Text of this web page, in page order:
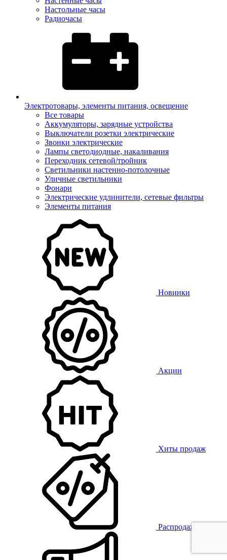
Настольные часы
Радиочасы
Электротовары, элементы питания, освещение
Все товары
Аккумуляторы, зарядные устройства
Выключатели розетки электрические
Звонки электрические
Лампы светодиодные, накаливания
Переходник сетевой/тройник
Светильники настенно-потолочные
Уличные светильники
Фонари
Электрические удлинители, сетевые фильтры
Элементы питания
Новинки
Акции
Хиты продаж
Распродажа